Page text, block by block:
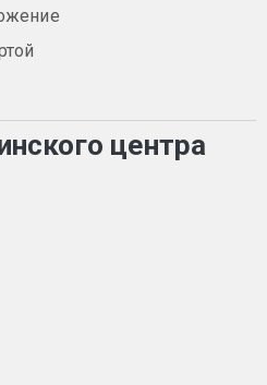
центра